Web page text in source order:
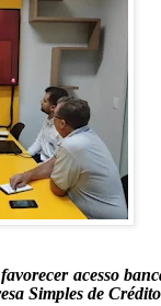
acesso
Simples de Crédito